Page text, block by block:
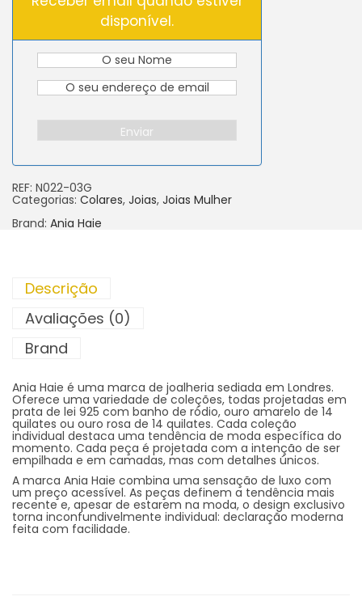
disponível.
Enviar
REF: N022-03G
Categorias: Colares, Joias, Joias Mulher
Brand: Ania Haie
Descrição
Avaliações (0)
Brand
Ania Haie é uma marca de joalheria sediada em Londres.
Oferece uma variedade de coleções, todas projetadas em
prata de lei 925 com banho de ródio, ouro amarelo de 14
quilates ou ouro rosa de 14 quilates. Cada coleção
individual destaca uma tendência de moda específica do
momento. Cada peça é projetada com a intenção de ser
empilhada e em camadas, mas com detalhes únicos.
A marca Ania Haie combina uma sensação de luxo com
um preço acessível. As peças definem a tendência mais
recente e, apesar de estarem na moda, o design exclusivo
torna inconfundivelmente individual: declaração moderna
feita com facilidade.